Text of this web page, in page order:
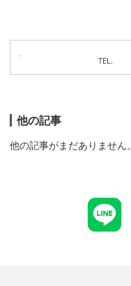
TEL.
他の記事
他の記事がまだありません。